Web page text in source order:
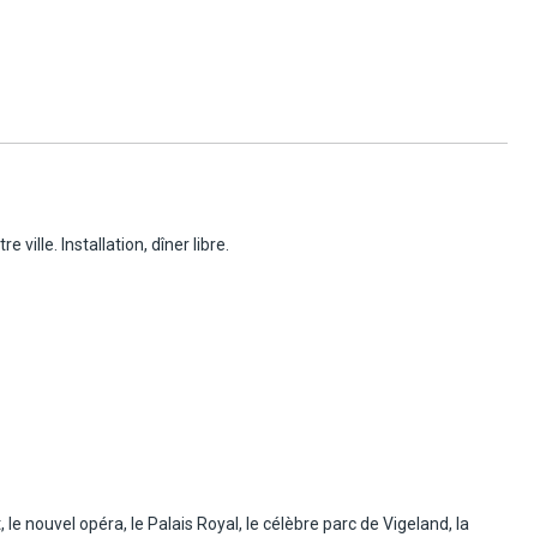
ville. Installation, dîner libre.
nouvel opéra, le Palais Royal, le célèbre parc de Vigeland, la